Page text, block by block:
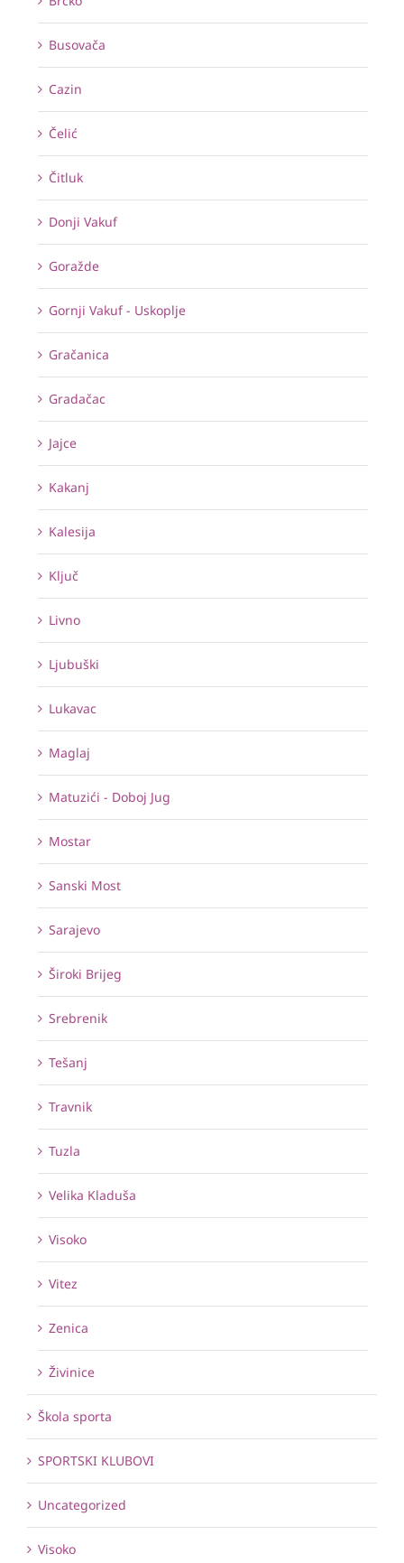
Busovača
Cazin
Čelić
Čitluk
Donji Vakuf
Goražde
Gornji Vakuf - Uskoplje
Gračanica
Gradačac
Jajce
Kakanj
Kalesija
Ključ
Livno
Ljubuški
Lukavac
Maglaj
Matuzići - Doboj Jug
Mostar
Sanski Most
Sarajevo
Široki Brijeg
Srebrenik
Tešanj
Travnik
Tuzla
Velika Kladuša
Visoko
Vitez
Zenica
Živinice
Škola sporta
SPORTSKI KLUBOVI
Uncategorized
Visoko